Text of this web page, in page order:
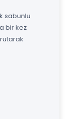
sabunlu
bir kez